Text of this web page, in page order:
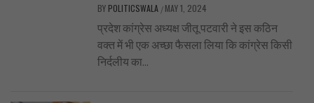
BY POLITICSWALA / MAY 1, 2024
प्रदेश कांग्रेस अध्यक्ष जीतू पटवारी ने इस कठिन
वक्त में भी एक अच्छा फैसला लिया कि कांग्रेस किसी
निर्दलीय का...